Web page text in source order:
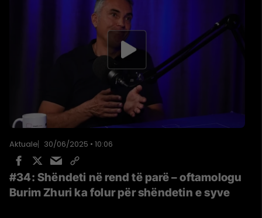
Aktuale 30/06/2025 • 10:06
#34: Shëndeti në rend të parë – oftamologu
Burim Zhuri ka folur për shëndetin e syve